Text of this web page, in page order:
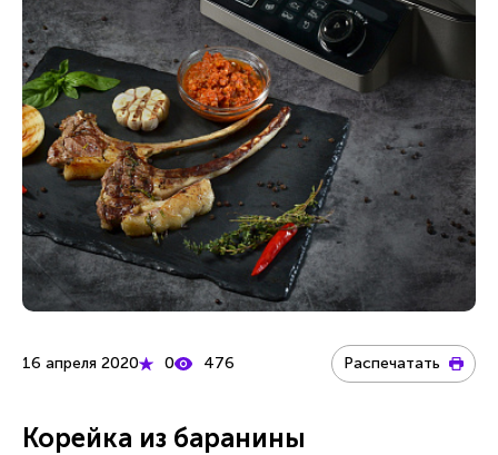
16 апреля 2020 0 476 Распечатать
Корейка из баранины